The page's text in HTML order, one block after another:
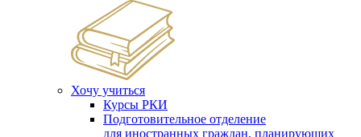
Хочу учиться
Курсы РКИ
Подготовительное отделение
для иностранных граждан, планирующих